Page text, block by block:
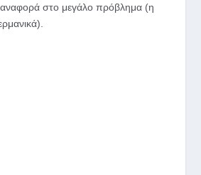
αναφορά στο μεγάλο πρόβλημα (η